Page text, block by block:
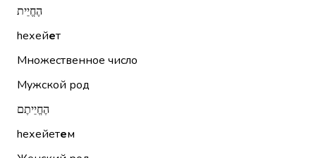
הֶחֱיֵית
hехейет
Множественное число
Мужской род
הֶחֱיֵיתֶם
hехейетем